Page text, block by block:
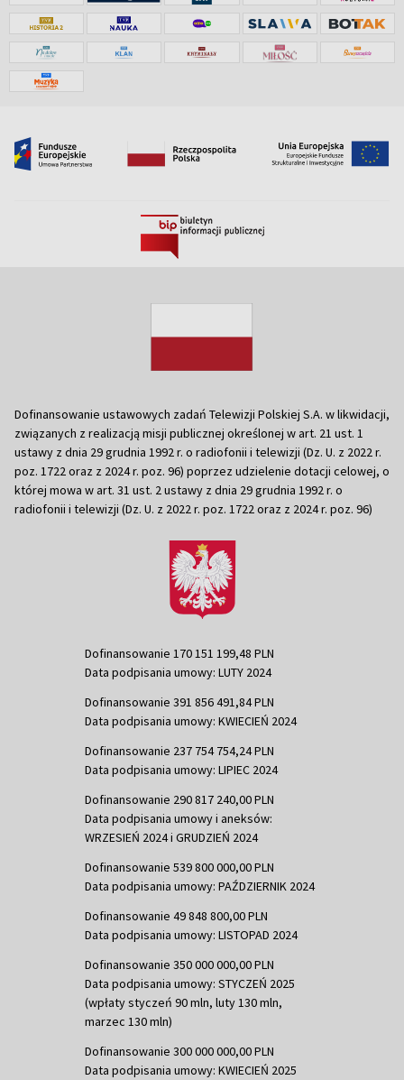
Dofinansowanie ustawowych zadań Telewizji Polskiej S.A. w likwidacji,
związanych z realizacją misji publicznej określonej w art. 21 ust. 1
ustawy z dnia 29 grudnia 1992 r. o radiofonii i telewizji (Dz. U. z 2022 r.
poz. 1722 oraz z 2024 r. poz. 96) poprzez udzielenie dotacji celowej, o
której mowa w art. 31 ust. 2 ustawy z dnia 29 grudnia 1992 r. o
radiofonii i telewizji (Dz. U. z 2022 r. poz. 1722 oraz z 2024 r. poz. 96)
Dofinansowanie 170 151 199,48 PLN
Data podpisania umowy: LUTY 2024
Dofinansowanie 391 856 491,84 PLN
Data podpisania umowy: KWIECIEŃ 2024
Dofinansowanie 237 754 754,24 PLN
Data podpisania umowy: LIPIEC 2024
Dofinansowanie 290 817 240,00 PLN
Data podpisania umowy i aneksów:
WRZESIEŃ 2024 i GRUDZIEŃ 2024
Dofinansowanie 539 800 000,00 PLN
Data podpisania umowy: PAŹDZIERNIK 2024
Dofinansowanie 49 848 800,00 PLN
Data podpisania umowy: LISTOPAD 2024
Dofinansowanie 350 000 000,00 PLN
Data podpisania umowy: STYCZEŃ 2025
(wpłaty styczeń 90 mln, luty 130 mln,
marzec 130 mln)
Dofinansowanie 300 000 000,00 PLN
Data podpisania umowy: KWIECIEŃ 2025